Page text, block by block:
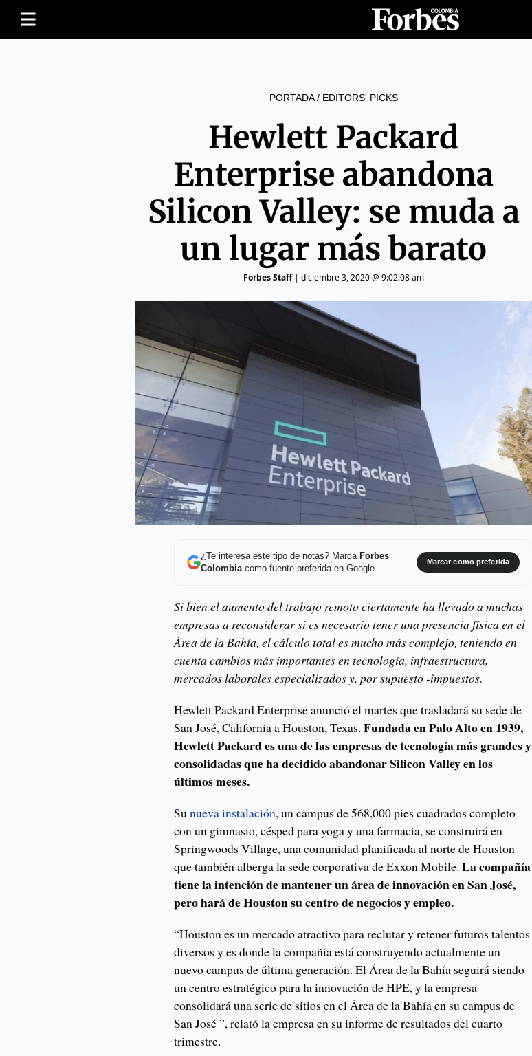
PORTADA/ EDITORS' PICKS
Hewlett Packard
Enterprise abandona
Silicon Valley: se muda a
un lugar más barato
Forbes Staff| diciembre 3, 2020 @ 9:02:08 am
¿Te interesa este tipo de notas? Marca Forbes
Colombiacomo fuente preferida en Google.
Marcar como preferida
Si bien el aumento del trabajo remoto ciertamente ha llevado a muchas
empresas a reconsiderar si es necesario tener una presencia física en el
Área de la Bahía, el cálculo total es mucho más complejo, teniendo en
cuenta cambios más importantes en tecnología, infraestructura,
mercados laborales especializados y, por supuesto -impuestos.
Hewlett Packard Enterprise anunció el martes que trasladará su sede de
San José, California a Houston, Texas.Fundada en Palo Alto en 1939,
Hewlett Packard es una de las empresas de tecnología más grandes y
consolidadas que ha decidido abandonar Silicon Valley en los
últimos meses.
Sunueva instalación, un campus de 568,000 pies cuadrados completo
con un gimnasio, césped para yoga y una farmacia, se construirá en
Springwoods Village, una comunidad planificada al norte de Houston
que también alberga la sede corporativa de Exxon Mobile.La compañía
tiene la intención de mantener un área de innovación en San José,
pero hará de Houston su centro de negocios y empleo.
“Houston es un mercado atractivo para reclutar y retener futuros talentos
diversos y es donde la compañía está construyendo actualmente un
nuevo campus de última generación. El Área de la Bahía seguirá siendo
un centro estratégico para la innovación de HPE, y la empresa
consolidará una serie de sitios en el Área de la Bahía en su campus de
San José ”, relató la empresa en su informe de resultados del cuarto
trimestre.